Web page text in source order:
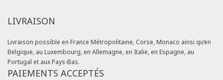
LIVRAISON
Livraison possible en France Métropolitaine, Corse, Monaco ainsi qu’en
Belgique, au Luxembourg, en Allemagne, en Italie, en Espagne, au
Portugal et aux Pays-Bas.
PAIEMENTS ACCEPTÉS